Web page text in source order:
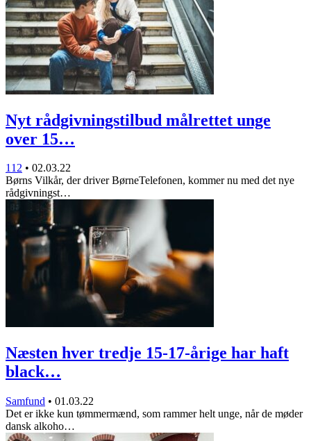
Nyt rådgivningstilbud målrettet unge
over 15…
112 • 02.03.22
Børns Vilkår, der driver BørneTelefonen, kommer nu med det nye
rådgivningst…
Næsten hver tredje 15-17-årige har haft
black…
Samfund • 01.03.22
Det er ikke kun tømmermænd, som rammer helt unge, når de møder
dansk alkoho…